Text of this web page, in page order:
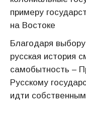
примеру
на Востоке
Благодаря
русская история
самобытность –
Русскому
идти